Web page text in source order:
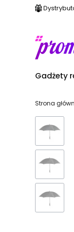
Gadżety
Strona